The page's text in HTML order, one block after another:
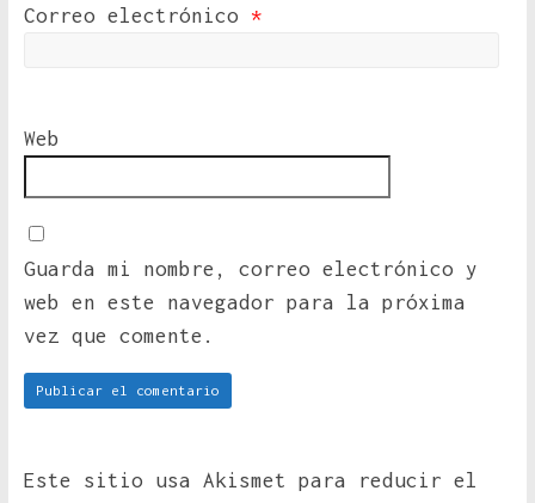
Correo electrónico *
Web
Guarda mi nombre, correo electrónico y
web en este navegador para la próxima
vez que comente.
Este sitio usa Akismet para reducir el